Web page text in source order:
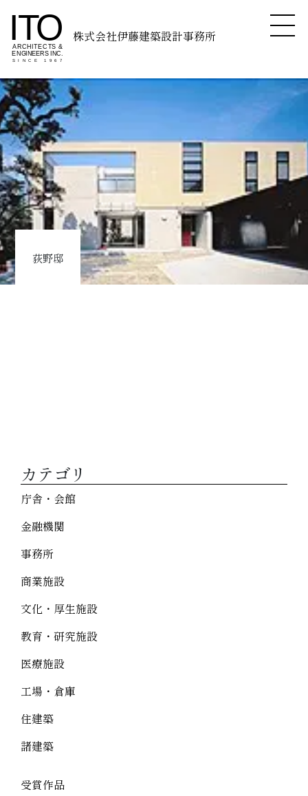
株式会社伊藤建築設計事務所
荻野邸
カテゴリ
庁舎・会館
金融機関
事務所
商業施設
文化・厚生施設
教育・研究施設
医療施設
工場・倉庫
住建築
諸建築
受賞作品